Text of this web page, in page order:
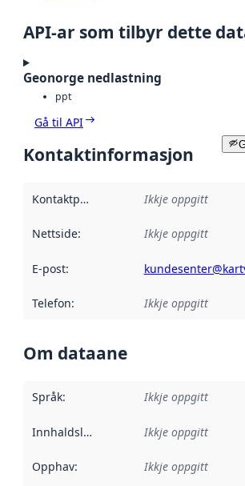
API-ar som tilbyr dette
Geonorge nedlastning
ppt
Gå til API
Kontaktinformasjon
Kontaktpunkt Ikkje oppgitt
Nettside: Ikkje oppgitt
E-post:
Telefon: Ikkje oppgitt
Om dataane
Språk: Ikkje oppgitt
Innhaldsleverandørar :
Ikkje oppgitt
Opphav: Ikkje oppgitt